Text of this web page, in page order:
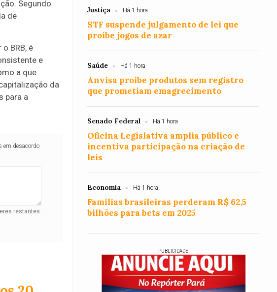
Segundo
de
BRB, é
e
a que
da
para a
em desacordo
restantes.
Justiça Há 1 hora
STF suspende julgamento de lei que
proíbe jogos de azar
Saúde Há 1 hora
Anvisa proíbe produtos sem registro
que prometiam emagrecimento
Senado Federal Há 1 hora
Oficina Legislativa amplia público e
incentiva participação na criação de
leis
Economia Há 1 hora
Famílias brasileiras perderam R$ 62,5
bilhões para bets em 2025
PUBLICIDADE